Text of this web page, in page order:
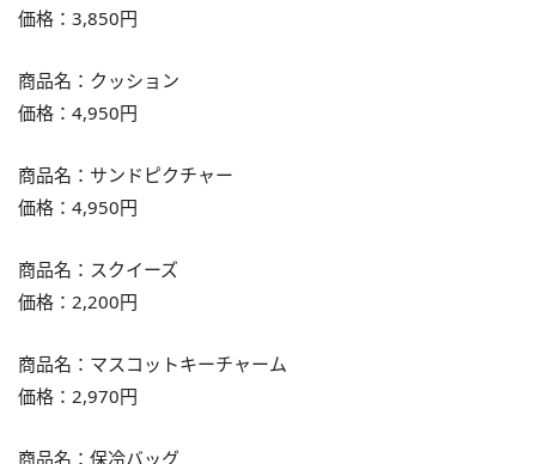
価格：3,850円
商品名：クッション
価格：4,950円
商品名：サンドピクチャー
価格：4,950円
商品名：スクイーズ
価格：2,200円
商品名：マスコットキーチャーム
価格：2,970円
商品名：保冷バッグ